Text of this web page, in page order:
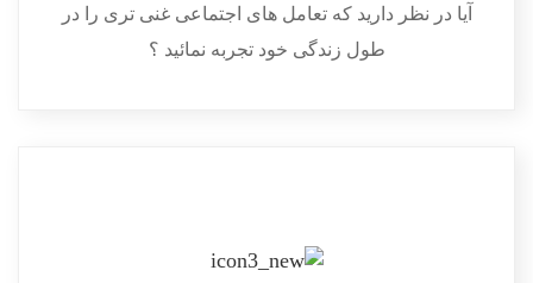
آیا در نظر دارید که تعامل های اجتماعی غنی تری را در
طول زندگی خود تجربه نمائید ؟